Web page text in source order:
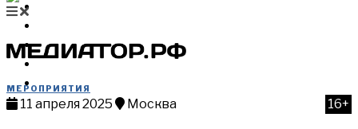
ВИДЕО
КУПИТЬ
МЕРОПРИЯТИЯ
11 апреля 2025 Москва 16+